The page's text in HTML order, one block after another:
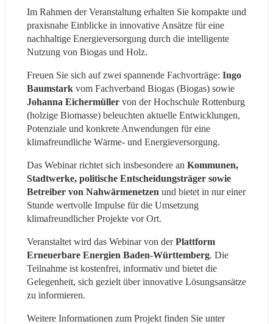
Im Rahmen der Veranstaltung erhalten Sie kompakte und
praxisnahe Einblicke in innovative Ansätze für eine
nachhaltige Energieversorgung durch die intelligente
Nutzung von Biogas und Holz.
Freuen Sie sich auf zwei spannende Fachvorträge: Ingo
Baumstark
Johanna Eichermüller von der Hochschule Rottenburg
(holzige Biomasse) beleuchten aktuelle Entwicklungen,
Potenziale und konkrete Anwendungen für eine
klimafreundliche Wärme- und Energieversorgung.
Das Webinar richtet sich insbesondere an Kommunen,
Stadtwerke, politische Entscheidungsträger sowie
Betreiber von Nahwärmenetzen und bietet in nur einer
Stunde wertvolle Impulse für die Umsetzung
klimafreundlicher Projekte vor Ort.
Veranstaltet wird das Webinar von der Plattform
Erneuerbare Energien Baden-Württemberg. Die
Teilnahme ist kostenfrei, informativ und bietet die
Gelegenheit, sich gezielt über innovative Lösungsansätze
zu informieren.
Weitere Informationen zum Projekt finden Sie unter